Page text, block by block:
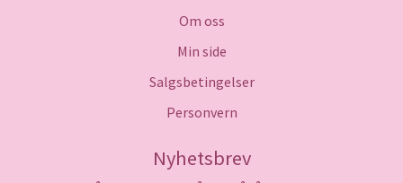
Om oss
Min side
Salgsbetingelser
Personvern
Nyhetsbrev